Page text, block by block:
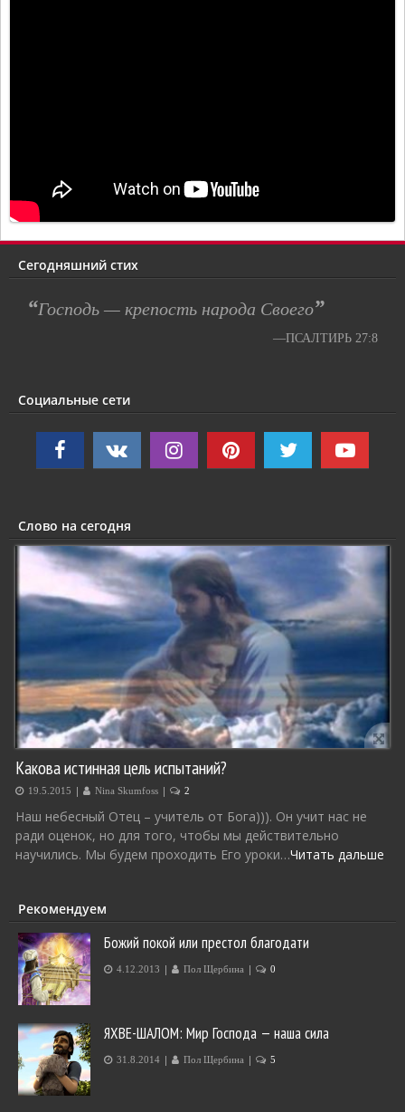
Сегодняшний стих
“Господь — крепость народа Своего”
—ПСАЛТИРЬ 27:8
Социальные сети
Слово на сегодня
Какова истинная цель испытаний?
19.5.2015 | Nina Skumfoss | 2
Наш небесный Отец – учитель от Бога))). Он учит нас не
ради оценок, но для того, чтобы мы действительно
научились. Мы будем проходить Его уроки…Читать дальше
Рекомендуем
Божий покой или престол благодати
4.12.2013 | Пол Щербина | 0
ЯХВЕ-ШАЛОМ: Мир Господа — наша сила
31.8.2014 | Пол Щербина | 5